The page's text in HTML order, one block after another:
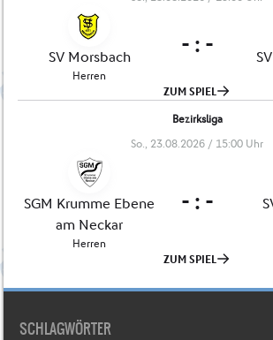
SCHLAGWÖRTER